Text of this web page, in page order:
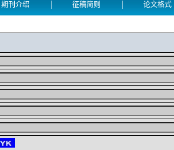
期刊介绍 征稿简则 论文格式